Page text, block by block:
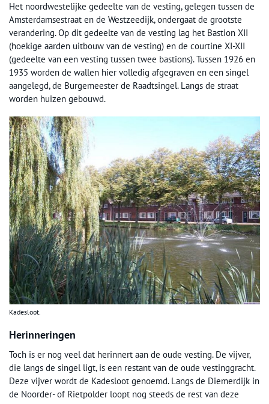
Het noordwestelijke gedeelte van de vesting, gelegen tussen de
Amsterdamsestraat en de Westzeedijk, ondergaat de grootste
verandering. Op dit gedeelte van de vesting lag het Bastion XII
(hoekige aarden uitbouw van de vesting) en de courtine XI-XII
(gedeelte van een vesting tussen twee bastions). Tussen 1926 en
1935 worden de wallen hier volledig afgegraven en een singel
aangelegd, de Burgemeester de Raadtsingel. Langs de straat
worden huizen gebouwd.
Kadesloot.
Herinneringen
Toch is er nog veel dat herinnert aan de oude vesting. De vijver,
die langs de singel ligt, is een restant van de oude vestinggracht.
Deze vijver wordt de Kadesloot genoemd. Langs de Diemerdijk in
de Noorder- of Rietpolder loopt nog steeds de rest van deze